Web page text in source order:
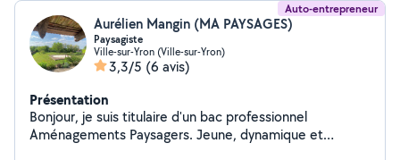
Auto-entrepreneur
Aurélien Mangin (MA PAYSAGES)
Paysagiste
Ville-sur-Yron (Ville-sur-Yron)
3,3/5 (6 avis)
Présentation
Bonjour, je suis titulaire d'un bac professionnel
Aménagements Paysagers. Jeune, dynamique et